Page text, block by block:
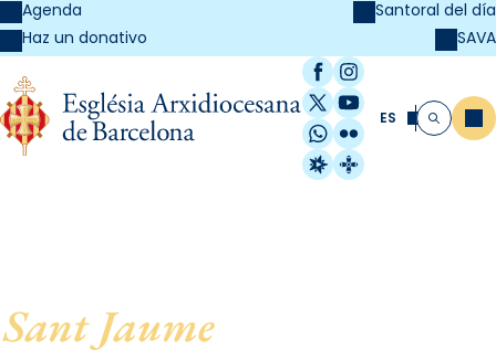
Agenda
Haz un donativo
Santoral del día
SAVA
Facebook
Instagram
X / Twitter
YouTube
WhatsApp
Flickr
Radio Estel
Catalunya
ES Buscar
Sant Jaume, de Cornellà de